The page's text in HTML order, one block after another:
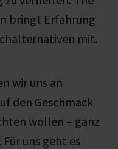
bringt Erfahrung
mit.
wir uns an
den Geschmack
wollen – ganz
uns geht es